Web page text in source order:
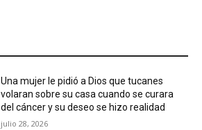
Una mujer le pidió a Dios que tucanes
volaran sobre su casa cuando se curara
del cáncer y su deseo se hizo realidad
julio 28, 2026